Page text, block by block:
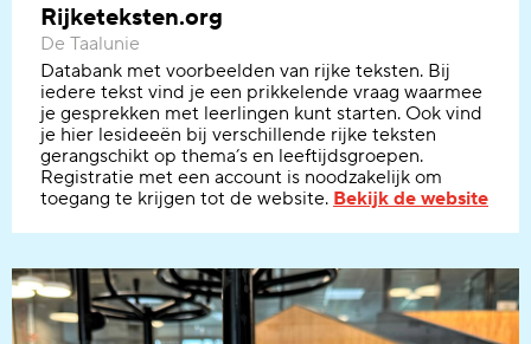
Rijketeksten.org
De Taalunie
Databank met voorbeelden van rijke teksten. Bij
iedere tekst vind je een prikkelende vraag waarmee
je gesprekken met leerlingen kunt starten. Ook vind
je hier lesideeën bij verschillende rijke teksten
gerangschikt op thema’s en leeftijdsgroepen.
Registratie met een account is noodzakelijk om
toegang te krijgen tot de website. Bekijk de website